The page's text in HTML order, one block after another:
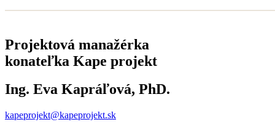
Projektová manažérka
konateľka Kape projekt
Ing. Eva Kapráľová, PhD.
kapeprojekt@kapeprojekt.sk